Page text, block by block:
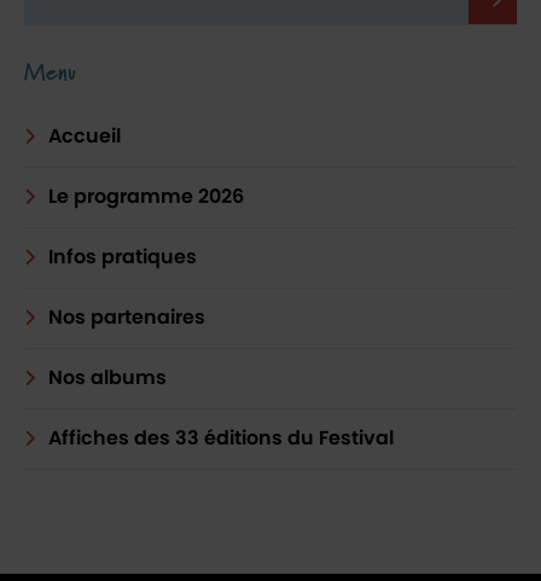
Menu
Accueil
Le programme 2026
Infos pratiques
Nos partenaires
Nos albums
Affiches des 33 éditions du Festival